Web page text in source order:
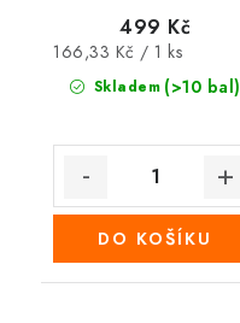
Skladem (>10 bal)
499 Kč
Měrná
cena:
166,33 Kč / 1 ks
DO KOŠÍKU